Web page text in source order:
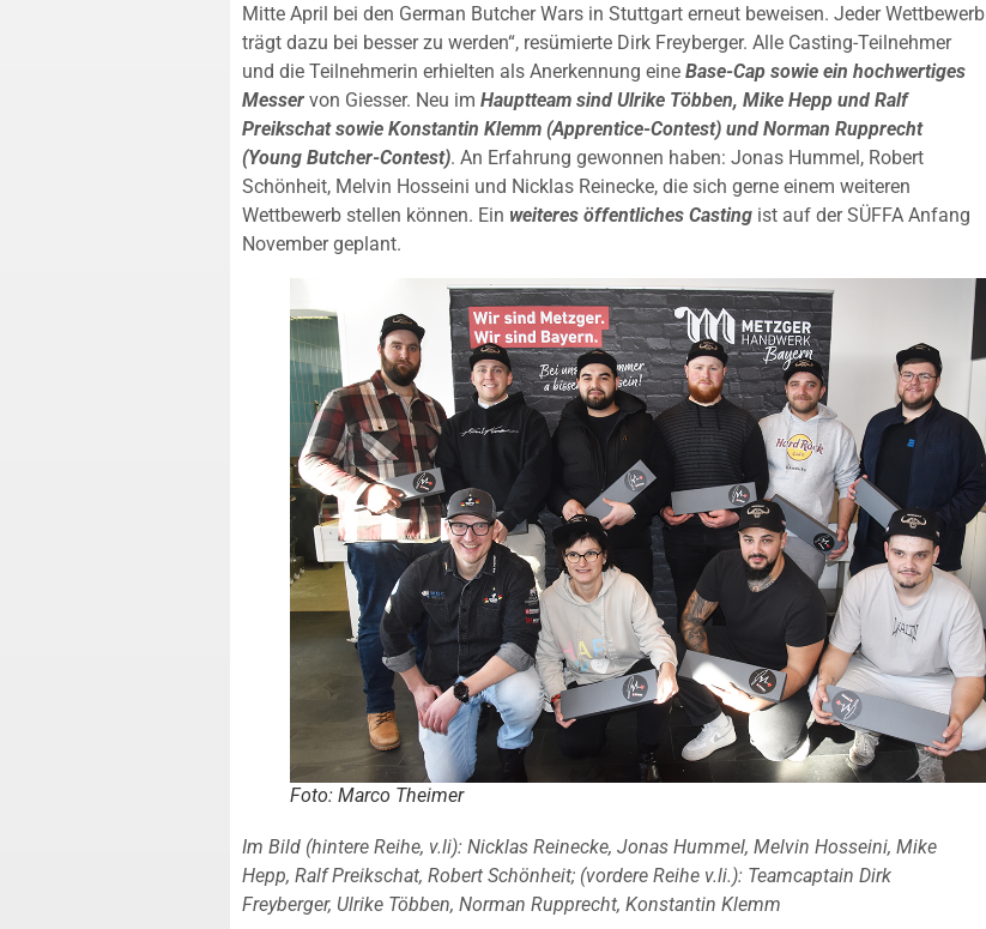
Mitte April bei den German Butcher Wars in Stuttgart erneut beweisen. Jeder Wettbewerb
trägt dazu bei besser zu werden“, resümierte Dirk Freyberger. Alle Casting-Teilnehmer
und die Teilnehmerin erhielten als Anerkennung eine Base-Cap sowie ein hochwertiges
Messer von Giesser. Neu im Hauptteam sind Ulrike Többen, Mike Hepp und Ralf
Preikschat sowie Konstantin Klemm (Apprentice-Contest) und Norman Rupprecht
(Young Butcher-Contest). An Erfahrung gewonnen haben: Jonas Hummel, Robert
Schönheit, Melvin Hosseini und Nicklas Reinecke, die sich gerne einem weiteren
Wettbewerb stellen können. Ein weiteres öffentliches Casting ist auf der SÜFFA Anfang
November geplant.
Foto: Marco Theimer
Im Bild (hintere Reihe, v.li): Nicklas Reinecke, Jonas Hummel, Melvin Hosseini, Mike
Hepp, Ralf Preikschat, Robert Schönheit; (vordere Reihe v.li.): Teamcaptain Dirk
Freyberger, Ulrike Többen, Norman Rupprecht, Konstantin Klemm